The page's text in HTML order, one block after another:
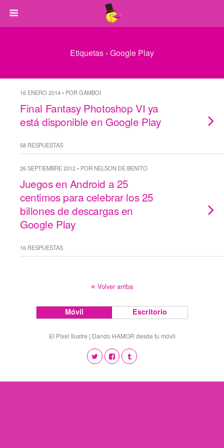
Etiquetas › Google Play
16 ENERO 2014 • POR GAMBOI
Final Fantasy Photoshop VI ya
está disponible en Google Play
58 RESPUESTAS
26 SEPTIEMBRE 2012 • POR NELSON DE BENITO
Juegos en Android a 25
centimos para celebrar los 25
billones de descargas en
Google Play
16 RESPUESTAS
Volver arriba
Móvil Escritorio
El Pixel Ilustre | Dando HAMOR desde tu móvil